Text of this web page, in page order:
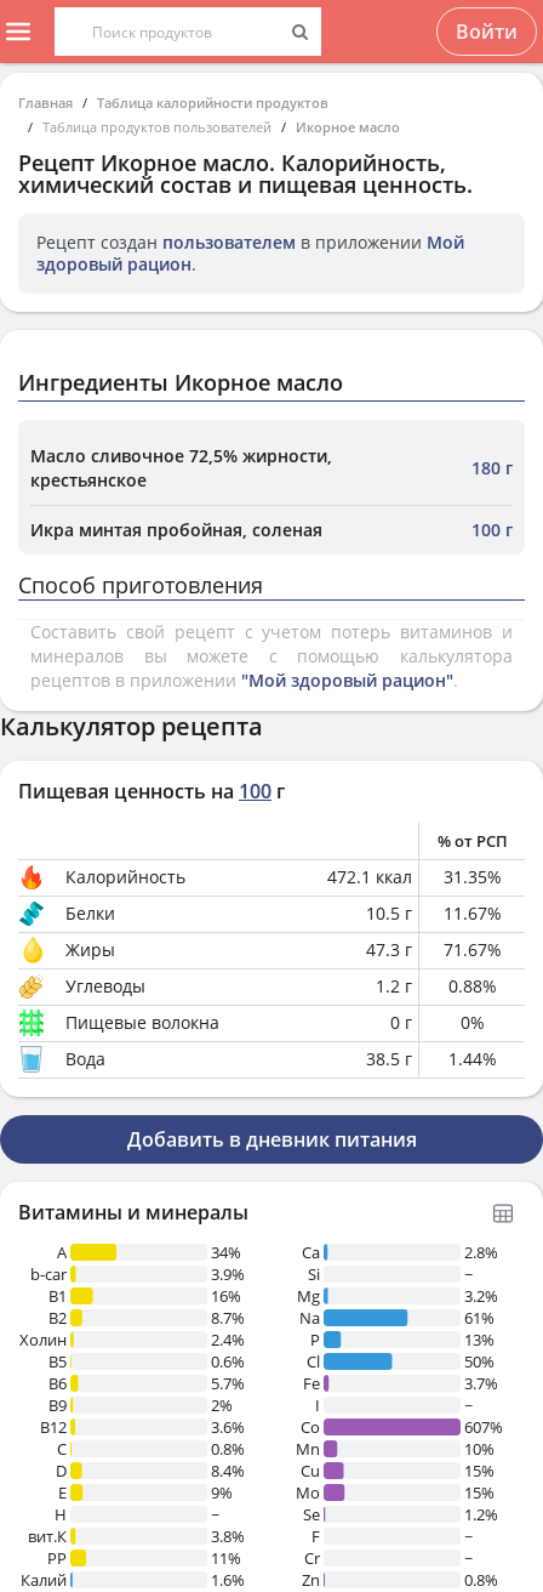
Войти
Главная
Таблица калорийности продуктов
Таблица продуктов пользователей
Икорное масло
Рецепт Икорное масло. Калорийность,
химический состав и пищевая ценность.
Рецепт создан пользователем в приложении Мой
здоровый рацион.
Ингредиенты Икорное масло
Масло сливочное 72,5% жирности,
крестьянское
180 г
Икра минтая пробойная, соленая 100 г
Способ приготовления
Составить свой рецепт с учетом потерь витаминов и
минералов вы можете с помощью калькулятора
рецептов в приложении "Мой здоровый рацион".
Калькулятор рецепта
Пищевая ценность на 100 г
% от РСП
Калорийность 472.1 ккал 31.35%
Белки
10.5 г 11.67%
Жиры
47.3 г 71.67%
Углеводы
1.2 г 0.88%
Пищевые волокна
0 г 0%
Вода
38.5 г 1.44%
Добавить в дневник питания
Витамины и минералы
A
34%
b-car
3.9%
В1
16%
B2
8.7%
Холин
2.4%
B5
0.6%
B6
5.7%
B9
2%
B12
3.6%
C
0.8%
D
8.4%
E
9%
H
~
вит.К
3.8%
PP
11%
Калий
1.6%
Ca
2.8%
Si
~
Mg
3.2%
Na
61%
P
13%
Cl
50%
Fe
3.7%
I
~
Co
607%
Mn
10%
Cu
15%
Mo
15%
Se
1.2%
F
~
Cr
~
Zn
0.8%